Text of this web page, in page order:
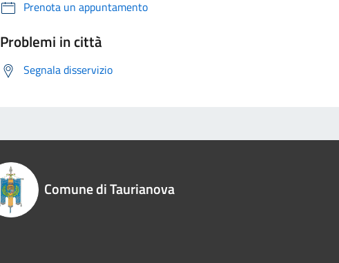
Prenota un appuntamento
Problemi in città
Segnala disservizio
Comune di Taurianova